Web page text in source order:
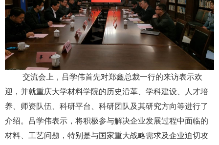
交流会上， 吕学伟首先对郑鑫总裁一行的来访表示欢
迎，并就重庆大学材料学院的历史沿革、学科建设、人才培
养、师资队伍、科研平台、科研团队及其研究方向等进行了
介绍。吕学伟表示， 将积极参与解决企业发展过程中面临的
材料 、工艺问题，特别是与国家重大战略需求及企业迫切攻